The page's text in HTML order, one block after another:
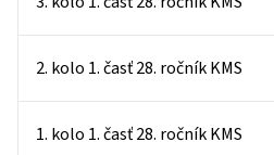
2. kolo 1. časť 28. ročník KMS
1. kolo 1. časť 28. ročník KMS